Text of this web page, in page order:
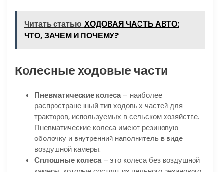
Читать статью ХОДОВАЯ ЧАСТЬ АВТО:
ЧТО, ЗАЧЕМ И ПОЧЕМУ?
Колесные ходовые части
Пневматические колеса– наиболее
распространенный тип ходовых частей для
тракторов, используемых в сельском хозяйстве.
Пневматические колеса имеют резиновую
оболочку и внутренний наполнитель в виде
воздушной камеры.
Сплошные колеса– это колеса без воздушной